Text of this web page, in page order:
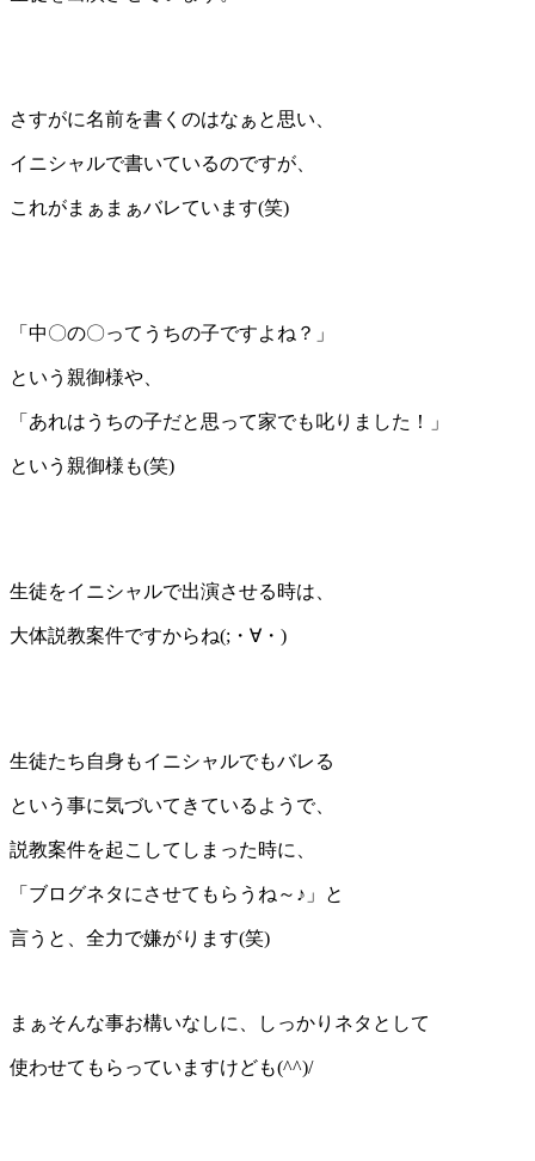
さすがに名前を書くのはなぁと思い、
イニシャルで書いているのですが、
これがまぁまぁバレています(笑)
「中〇の〇ってうちの子ですよね？」
という親御様や、
「あれはうちの子だと思って家でも叱りました！」
という親御様も(笑)
生徒をイニシャルで出演させる時は、
大体説教案件ですからね(;・∀・)
生徒たち自身もイニシャルでもバレる
という事に気づいてきているようで、
説教案件を起こしてしまった時に、
「ブログネタにさせてもらうね～♪」と
言うと、全力で嫌がります(笑)
まぁそんな事お構いなしに、しっかりネタとして
使わせてもらっていますけども(^^)/